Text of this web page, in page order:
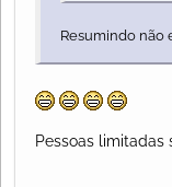
Resumindo não
Pessoas limitadas